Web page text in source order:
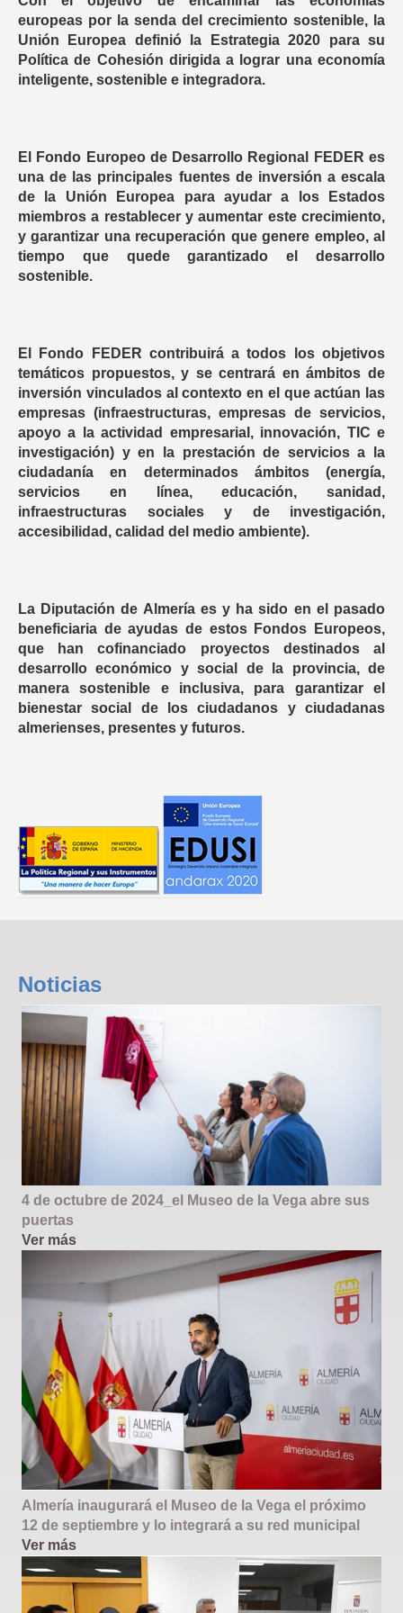
europeas por la senda del crecimiento sostenible, la
Unión Europea definió la Estrategia 2020 para su
Política de Cohesión dirigida a lograr una economía
inteligente, sostenible e integradora.
El Fondo Europeo de Desarrollo Regional FEDER es
una de las principales fuentes de inversión a escala
de la Unión Europea para ayudar a los Estados
miembros a restablecer y aumentar este crecimiento,
y garantizar una recuperación que genere empleo, al
tiempo que quede garantizado el desarrollo
sostenible.
El Fondo FEDER contribuirá a todos los objetivos
temáticos propuestos, y se centrará en ámbitos de
inversión vinculados al contexto en el que actúan las
empresas (infraestructuras, empresas de servicios,
apoyo a la actividad empresarial, innovación, TIC e
investigación) y en la prestación de servicios a la
ciudadanía en determinados ámbitos (energía,
servicios en línea, educación, sanidad,
infraestructuras sociales y de investigación,
accesibilidad, calidad del medio ambiente).
La Diputación de Almería es y ha sido en el pasado
beneficiaria de ayudas de estos Fondos Europeos,
que han cofinanciado proyectos destinados al
desarrollo económico y social de la provincia, de
manera sostenible e inclusiva, para garantizar el
bienestar social de los ciudadanos y ciudadanas
almerienses, presentes y futuros.
Noticias
4 de octubre de 2024_el Museo de la Vega abre sus
puertas
Ver más
Almería inaugurará el Museo de la Vega el próximo
12 de septiembre y lo integrará a su red municipal
Ver más